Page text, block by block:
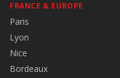
FRANCE & EUROPE
Paris
Lyon
Nice
Bordeaux